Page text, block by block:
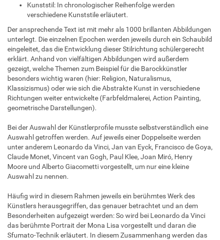
Kunststil: In chronologischer Reihenfolge werden
verschiedene Kunststile erläutert.
Der ansprechende Text ist mit mehr als 1000 brillanten Abbildungen
unterlegt. Die einzelnen Epochen werden jeweils durch ein Schaubild
eingeleitet, das die Entwicklung dieser Stilrichtung schülergerecht
erklärt. Anhand von vielfältigen Abbildungen wird außerdem
gezeigt, welche Themen zum Beispiel für die Barockkünstler
besonders wichtig waren (hier: Religion, Naturalismus,
Klassizismus) oder wie sich die Abstrakte Kunst in verschiedene
Richtungen weiter entwickelte (Farbfeldmalerei, Action Painting,
geometrische Darstellungen).
Bei der Auswahl der Künstlerprofile musste selbstverständlich eine
Auswahl getroffen werden. Auf jeweils einer Doppelseite werden
unter anderem Leonardo da Vinci, Jan van Eyck, Francisco de Goya,
Claude Monet, Vincent van Gogh, Paul Klee, Joan Miró, Henry
Moore und Alberto Giacometti vorgestellt, um nur eine kleine
Auswahl zu nennen.
Häufig wird in diesem Rahmen jeweils ein berühmtes Werk des
Künstlers herausgegriffen, das genauer betrachtet und an dem
Besonderheiten aufgezeigt werden: So wird bei Leonardo da Vinci
das berühmte Portrait der Mona Lisa vorgestellt und daran die
Sfumato-Technik erläutert. In diesem Zusammenhang werden das